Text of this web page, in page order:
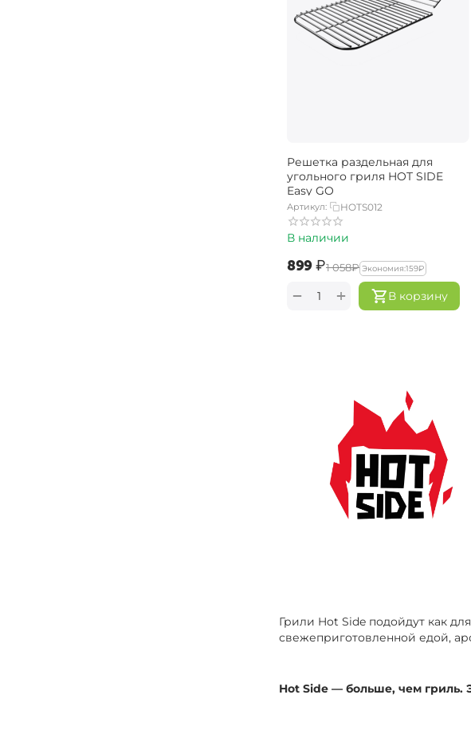
Грили Hot Side подойдут как
свежеприготовленной едой,
Hot Side — больше, чем гриль.
Решетка раздельная для
угольного гриля HOT SIDE
Easy GO
Артикул: HOTS012
В наличии
‍899‍₽‍1 058‍₽ Экономия:‍159‍₽
В корзину
+
−